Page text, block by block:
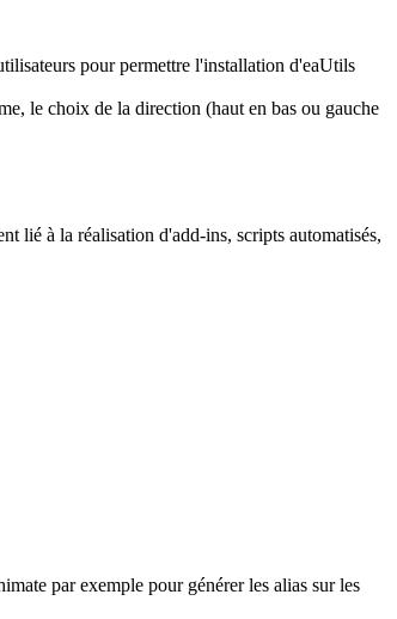
pour permettre l'installation d'eaUtils
le choix de la direction (haut en bas ou gauche
lié à la réalisation d'add-ins, scripts automatisés,
par exemple pour générer les alias sur les